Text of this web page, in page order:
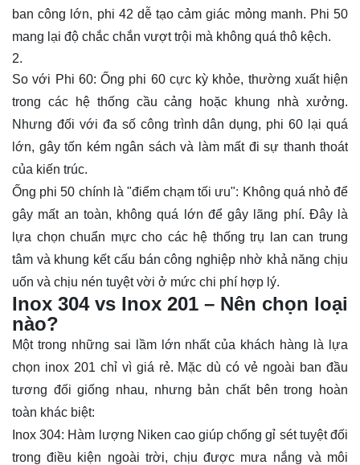
ban công lớn, phi 42 dễ tạo cảm giác mỏng manh. Phi 50
mang lại độ chắc chắn vượt trội mà không quá thô kệch.
So với Phi 60: Ống phi 60 cực kỳ khỏe, thường xuất hiện
trong các hệ thống cầu cảng hoặc khung nhà xưởng.
Nhưng đối với đa số công trình dân dụng, phi 60 lại quá
lớn, gây tốn kém ngân sách và làm mất đi sự thanh thoát
của kiến trúc.
Ống phi 50 chính là "điểm chạm tối ưu": Không quá nhỏ để
gây mất an toàn, không quá lớn để gây lãng phí. Đây là
lựa chọn chuẩn mực cho các hệ thống trụ lan can trung
tâm và khung kết cấu bán công nghiệp nhờ khả năng chịu
uốn và chịu nén tuyệt vời ở mức chi phí hợp lý.
Inox 304 vs Inox 201 – Nên chọn loại
nào?
Một trong những sai lầm lớn nhất của khách hàng là lựa
chọn inox 201 chỉ vì giá rẻ. Mặc dù có vẻ ngoài ban đầu
tương đối giống nhau, nhưng bản chất bên trong hoàn
toàn khác biệt:
Inox 304: Hàm lượng Niken cao giúp chống gỉ sét tuyệt đối
trong điều kiện ngoài trời, chịu được mưa nắng và môi